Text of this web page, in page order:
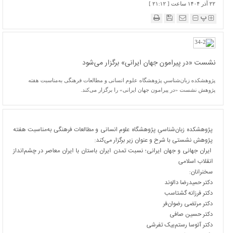
۲۲ آذر ۱۴۰۴ ساعت [ ۲۱:۱۲ ]
پ
نشست «در پیرامون جهان ایرانی» برگزار می‌شود
پژوهشکده زبان‌شناسیِ پژوهشگاه علوم انسانی و مطالعات فرهنگی به‌مناسبت هفته
پژوهش نشست «در پیرامون جهان ایرانی» را برگزار می‌کند.
پژوهشکده زبان‌شناسیِ پژوهشگاه علوم انسانی و مطالعات فرهنگی به‌مناسبت هفته
پژوهش نشستی با شرح و عنوان زیر برگزار می‌کند:
ایران جهانی و جهان ایرانی؛ نسبت تمدن ایران باستان با ایران معاصر در چشم‌انداز
انقلاب اسلامی
سخنرانان:
دکتر حمیدرضا دالوند
دکتر فرزانه گشتاسب
دکتر مرتضی رضوان‌فر
دکتر حسین صافی
دکتر آتوسا رستم‌بیک تفرشی